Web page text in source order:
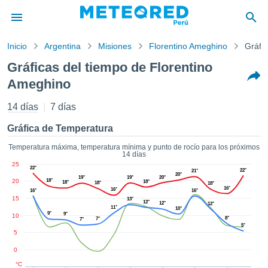
de
por
que la
calidad.
a este
las
y
digital
basada
Inicio Argentina Misiones Florentino Ameghino
Gráficas del tiempo de Florentino
Ameghino
14 días 7 días
Gráfica de Temperatura
Temperatura máxima, temperatura mínima y punto de rocío para los próximos
14 días
0
5
10
15
20
25
°C
22°
18° 18°
19°
18°
16°
19°
18°
20°
20°
21°
18°
16°
22°
16°
9°
9°
7°
7°
11°
13°
12°
12°
10°
16°
12°
8°
5°